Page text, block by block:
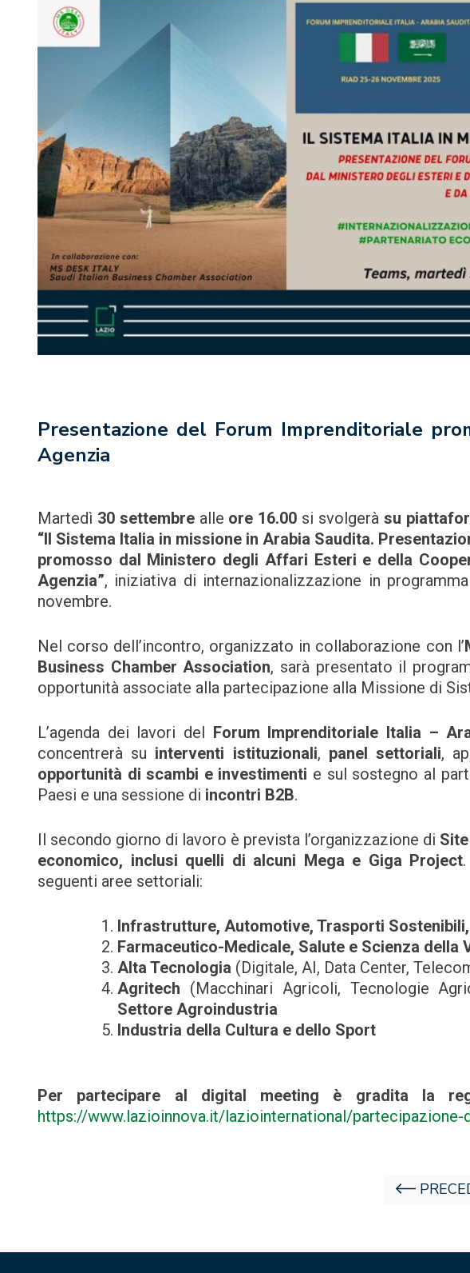
Presentazione del Forum Imprenditoriale
Agenzia
Martedì 30 settembrealle ore 16.00 si svolgerà su
“Il Sistema Italia in missione in Arabia Saudita.
promosso dal Ministero degli Affari Esteri e della
Agenzia”, iniziativa di internazionalizzazione in
novembre.
Nel corso dell’incontro, organizzato in collaborazione con l’
Business Chamber Association, sarà presentato il
opportunità associate alla partecipazione alla Missione di
L’agenda dei lavori del Forum Imprenditoriale Italia –
concentrerà su interventi istituzionali, panel settoriali,
opportunità di scambi e investimenti e sul sostegno al
Paesi e una sessione di incontri B2B.
Il secondo giorno di lavoro è prevista l’organizzazione di
economico, inclusi quelli di alcuni Mega e Giga Project
seguenti aree settoriali:
Infrastrutture, Automotive, Trasporti
Farmaceutico-Medicale, Salute e Scienza della
Alta Tecnologia (Digitale, AI, Data Center,
Agritech (Macchinari Agricoli, Tecnologie
Settore Agroindustria
Industria della Cultura e dello Sport
Per partecipare al digital meeting è gradita la
https://www.lazioinnova.it/laziointernational/